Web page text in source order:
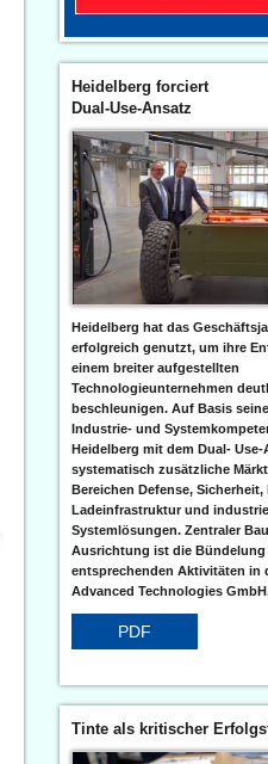
Heidelberg forciert
Dual-Use-Ansatz
Heidelberg hat das
erfolgreich genutzt, um ihre
einem breiter aufgestellten
Technologieunternehmen
beschleunigen. Auf Basis
Industrie- und
Heidelberg mit dem Dual- Use-
systematisch zusätzliche
Bereichen Defense, Sicherheit,
Ladeinfrastruktur und
Systemlösungen. Zentraler
Ausrichtung ist die Bündelung
entsprechenden Aktivitäten in
Advanced Technologies
PDF
Tinte als kritischer